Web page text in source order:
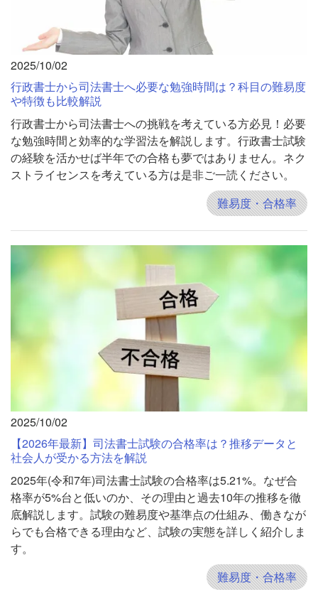
2025/10/02
行政書士から司法書士へ必要な勉強時間は？科目の難易度
や特徴も比較解説
行政書士から司法書士への挑戦を考えている方必見！必要
な勉強時間と効率的な学習法を解説します。行政書士試験
の経験を活かせば半年での合格も夢ではありません。ネク
ストライセンスを考えている方は是非ご一読ください。
難易度・合格率
2025/10/02
【2026年最新】司法書士試験の合格率は？推移データと
社会人が受かる方法を解説
2025年(令和7年)司法書士試験の合格率は5.21%。なぜ合
格率が5%台と低いのか、その理由と過去10年の推移を徹
底解説します。試験の難易度や基準点の仕組み、働きなが
らでも合格できる理由など、試験の実態を詳しく紹介しま
す。
難易度・合格率